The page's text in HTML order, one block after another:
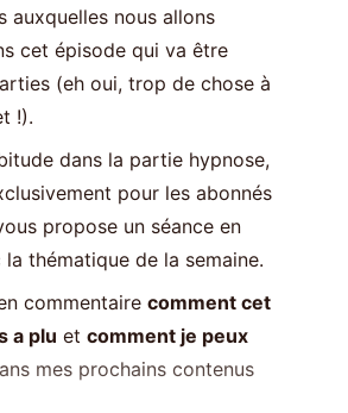
auxquelles nous allons
cet épisode qui va être
(eh oui, trop de chose à
!).
dans la partie hypnose,
pour les abonnés
propose un séance en
thématique de la semaine.
commentaire comment cet
a plu et comment je peux
mes prochains contenus